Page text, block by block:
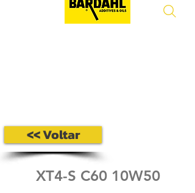
<< Voltar
XT4-S C60 10W50